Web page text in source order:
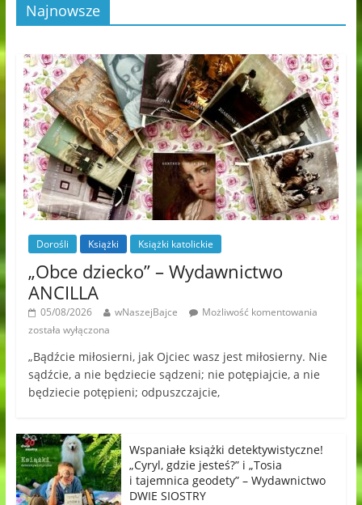
Najnowsze
Dorośli Książki Książki katolickie
„Obce dziecko” – Wydawnictwo
ANCILLA
05/08/2026 wNaszejBajce
Możliwość komentowania
została wyłączona
„Bądźcie miłosierni, jak Ojciec wasz jest miłosierny. Nie
sądźcie, a nie będziecie sądzeni; nie potępiajcie, a nie
będziecie potępieni; odpuszczajcie,
Wspaniałe książki detektywistyczne!
„Cyryl, gdzie jesteś?” i „Tosia
i tajemnica geodety” – Wydawnictwo
DWIE SIOSTRY